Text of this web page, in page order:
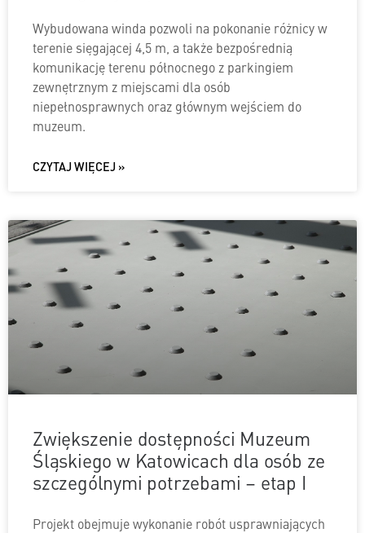
Wybudowana winda pozwoli na pokonanie różnicy w
terenie sięgającej 4,5 m, a także bezpośrednią
komunikację terenu północnego z parkingiem
zewnętrznym z miejscami dla osób
niepełnosprawnych oraz głównym wejściem do
muzeum.
CZYTAJ WIĘCEJ »
Zwiększenie dostępności Muzeum
Śląskiego w Katowicach dla osób ze
szczególnymi potrzebami – etap I
Projekt obejmuje wykonanie robót usprawniających